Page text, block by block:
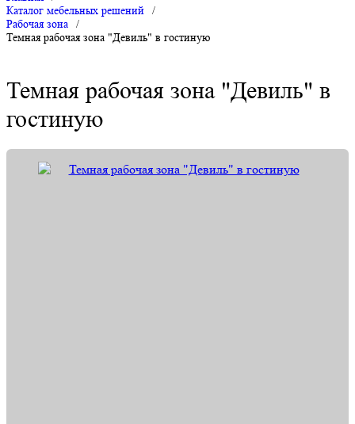
Каталог мебельных решений
/
Рабочая зона
/
Темная рабочая зона "Девиль" в гостиную
Темная рабочая зона "Девиль" в
гостиную